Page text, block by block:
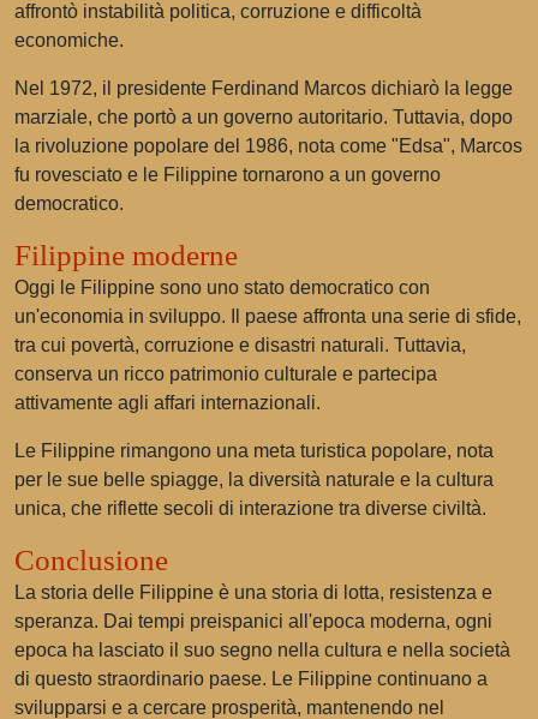
affrontò instabilità politica, corruzione e difficoltà
economiche.
Nel 1972, il presidente Ferdinand Marcos dichiarò la legge
marziale, che portò a un governo autoritario. Tuttavia, dopo
la rivoluzione popolare del 1986, nota come "Edsa", Marcos
fu rovesciato e le Filippine tornarono a un governo
democratico.
Filippine moderne
Oggi le Filippine sono uno stato democratico con
un'economia in sviluppo. Il paese affronta una serie di sfide,
tra cui povertà, corruzione e disastri naturali. Tuttavia,
conserva un ricco patrimonio culturale e partecipa
attivamente agli affari internazionali.
Le Filippine rimangono una meta turistica popolare, nota
per le sue belle spiagge, la diversità naturale e la cultura
unica, che riflette secoli di interazione tra diverse civiltà.
Conclusione
La storia delle Filippine è una storia di lotta, resistenza e
speranza. Dai tempi preispanici all'epoca moderna, ogni
epoca ha lasciato il suo segno nella cultura e nella società
di questo straordinario paese. Le Filippine continuano a
svilupparsi e a cercare prosperità, mantenendo nel